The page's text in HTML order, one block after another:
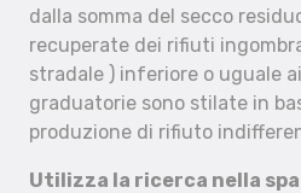
dalla somma del secco
recuperate dei rifiuti
stradale ) inferiore o uguale
graduatorie sono stilate in
produzione di rifiuto
Utilizza la ricerca nella